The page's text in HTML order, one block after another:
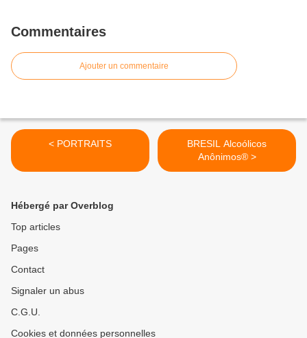
Commentaires
Ajouter un commentaire
< PORTRAITS
BRESIL Alcoólicos
Anônimos® >
Hébergé par Overblog
Top articles
Pages
Contact
Signaler un abus
C.G.U.
Cookies et données personnelles